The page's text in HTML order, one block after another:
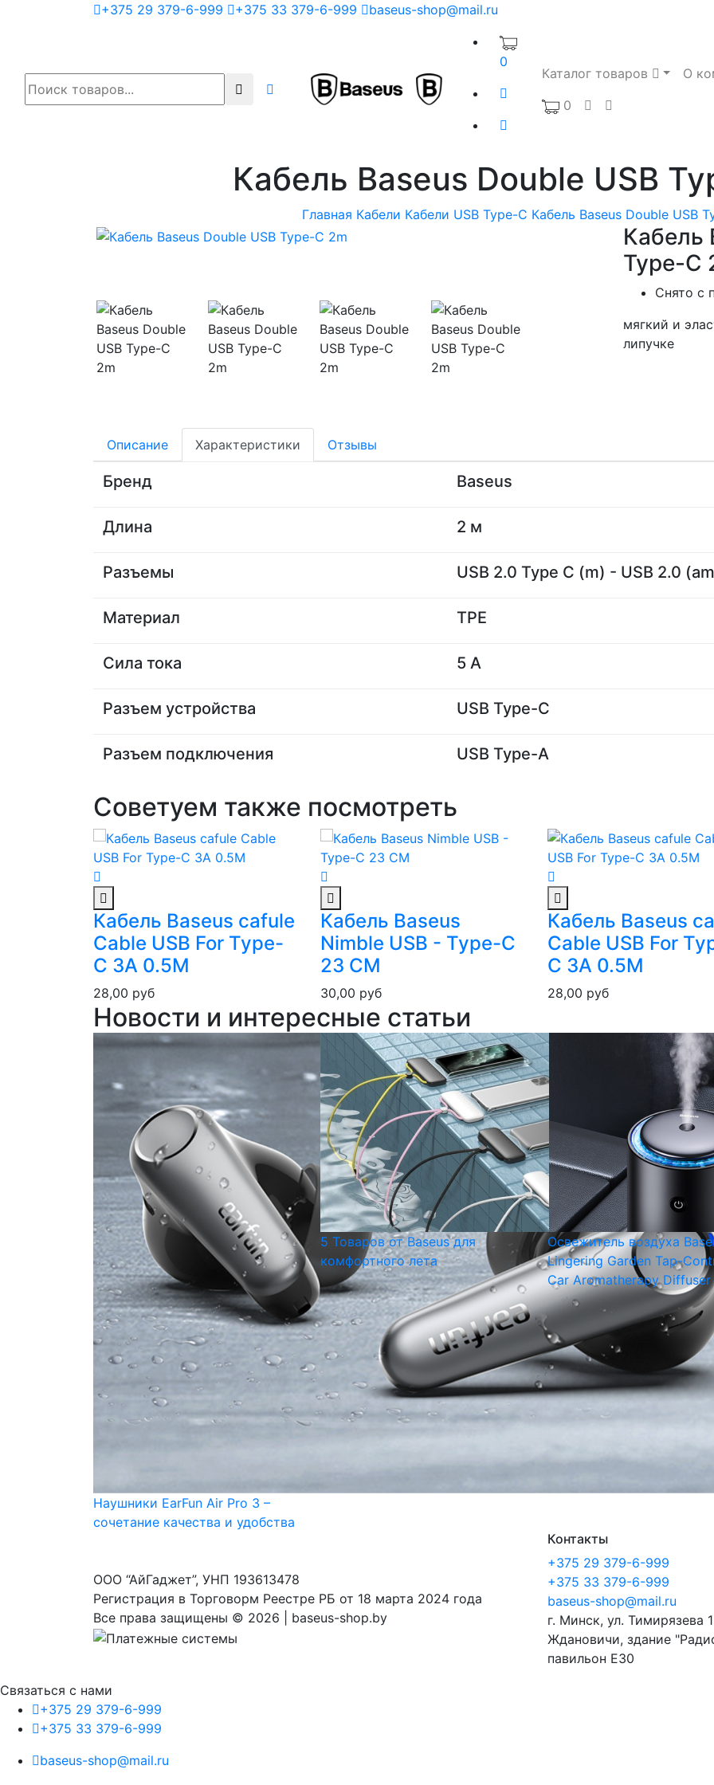
+375 29 379-6-999 +375 33 379-6-999 baseus-shop@mail.ru
0
Каталог товаров
О
0
Кабель Baseus Double USB
Главная Кабели Кабели USB Type-C Кабель Baseus Double USB
Кабель
Type-C
Снято с
мягкий и
липучке
Описание Характеристики Отзывы
Бренд Baseus
Длина 2 м
Разъемы USB 2.0 Type C (m) - USB 2.0
Материал TPE
Сила тока 5 A
Разъем устройства USB Type-С
Разъем подключения USB Type-A
Советуем также посмотреть
Кабель Baseus cafule
Cable USB For Type-
C 3A 0.5M
28,00 руб
Кабель Baseus
Nimble USB - Type-C
23 СМ
30,00 руб
Кабель Baseus
Cable USB For
C 3A 0.5M
28,00 руб
Новости и интересные статьи
Наушники EarFun Air Pro 3 –
сочетание качества и удобства
5 Товаров от Baseus для
комфортного лета
Освежитель воздуха
Lingering Garden Tap-
Car Aromatherapy Diffuser
ООО “АйГаджет”, УНП 193613478
Регистрация в Торговорм Реестре РБ от 18 марта 2024 года
Все права защищены © 2026 | baseus-shop.by
Контакты
+375 29 379-6-999
+375 33 379-6-999
baseus-shop@mail.ru
г. Минск, ул. Тимирязева
Ждановичи, здание
павильон E30
Связаться с нами
+375 29 379-6-999
+375 33 379-6-999
baseus-shop@mail.ru